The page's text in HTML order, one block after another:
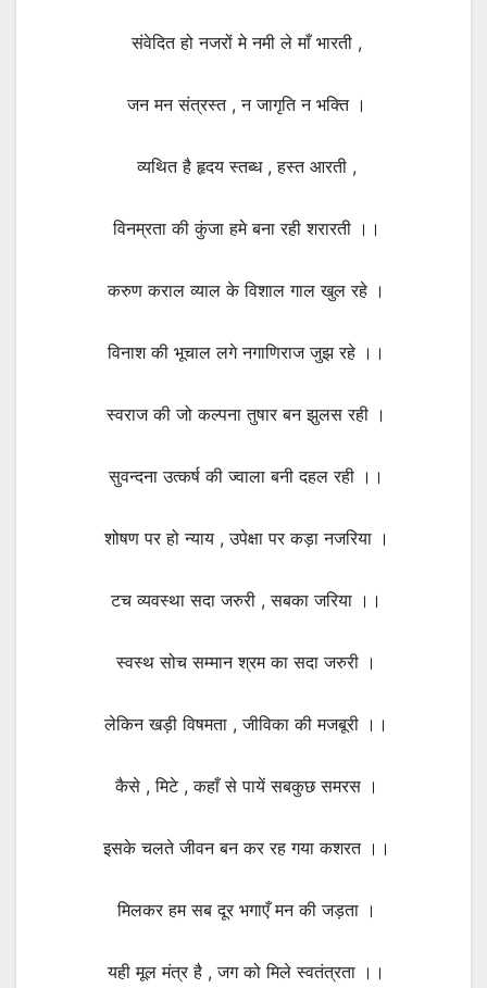
संवेदित हो नजरों मे नमी ले माँ भारती ,
जन मन संत्रस्त , न जागृति न भक्ति ।
व्यथित है हृदय स्तब्ध , हस्त आरती ,
विनम्रता की कुंजा हमे बना रही शरारती ।।
करुण कराल व्याल के विशाल गाल खुल रहे ।
विनाश की भूचाल लगे नगाणिराज जुझ रहे ।।
स्वराज की जो कल्पना तुषार बन झुलस रही ।
सुवन्दना उत्कर्ष की ज्वाला बनी दहल रही ।।
शोषण पर हो न्याय , उपेक्षा पर कड़ा नजरिया ।
टच व्यवस्था सदा जरुरी , सबका जरिया ।।
स्वस्थ सोच सम्मान श्रम का सदा जरुरी ।
लेकिन खड़ी विषमता , जीविका की मजबूरी ।।
कैसे , मिटे , कहाँ से पायें सबकुछ समरस ।
इसके चलते जीवन बन कर रह गया कशरत ।।
मिलकर हम सब दूर भगाएँ मन की जड़ता ।
यही मूल मंत्र है , जग को मिले स्वतंत्रता ।।